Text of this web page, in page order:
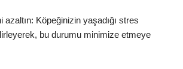
azaltın: Köpeğinizin yaşadığı stres
bu durumu minimize etmeye